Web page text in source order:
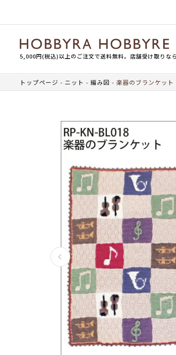
5,000円(税込)以上のご注文で送料無料。店舗受け取りな
トップページ ニット 編み図 楽器のブランケット